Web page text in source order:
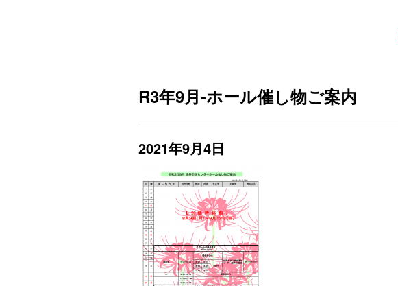
R3年9月-ホール催し物ご案内
2021年9月4日